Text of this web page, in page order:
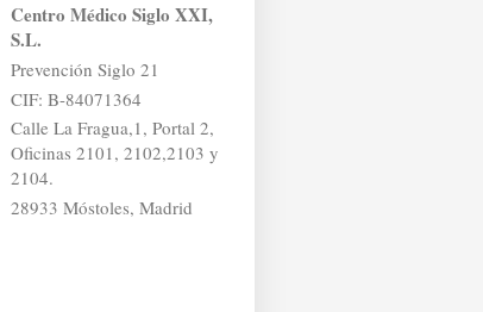
Centro Médico Siglo XXI,
S.L.
Prevención Siglo 21
CIF: B-84071364
Calle La Fragua,1, Portal 2,
Oficinas 2101, 2102,2103 y
2104.
28933 Móstoles, Madrid